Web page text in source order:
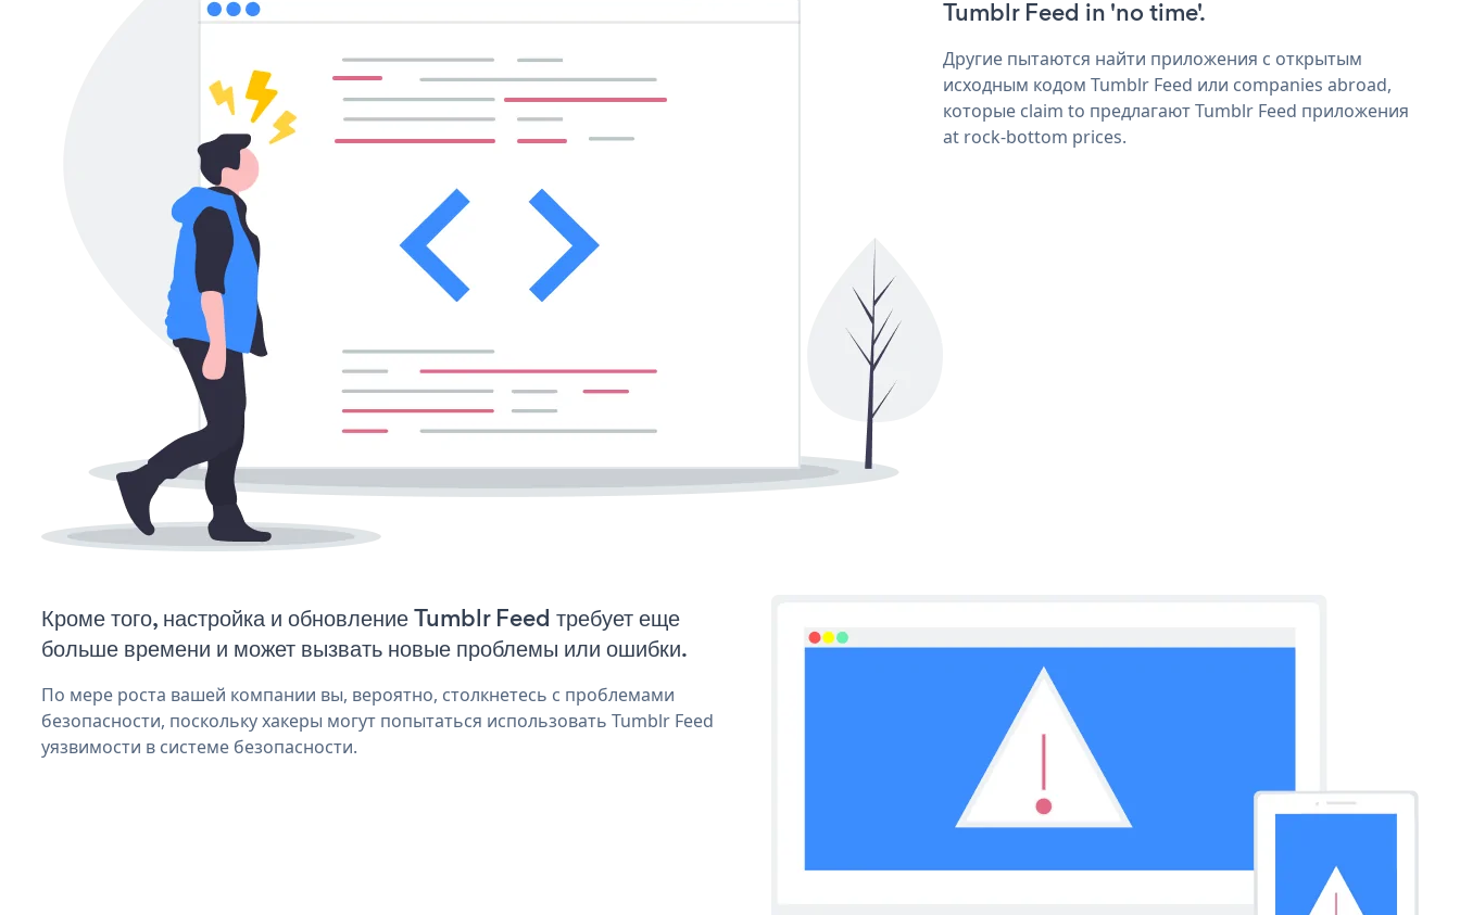
Tumblr Feed in 'no time'.
Другие пытаются найти приложения с открытым
исходным кодом Tumblr Feed или companies abroad,
которые claim to предлагают Tumblr Feed приложения
at rock-bottom prices.
Кроме того, настройка и обновление Tumblr Feed требует еще
больше времени и может вызвать новые проблемы или ошибки.
По мере роста вашей компании вы, вероятно, столкнетесь с проблемами
безопасности, поскольку хакеры могут попытаться использовать Tumblr Feed
уязвимости в системе безопасности.